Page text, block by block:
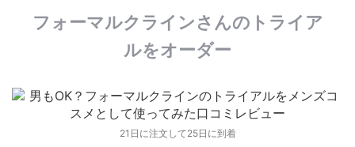
フォーマルクラインさんのトライア
ルをオーダー
21日に注文して25日に到着